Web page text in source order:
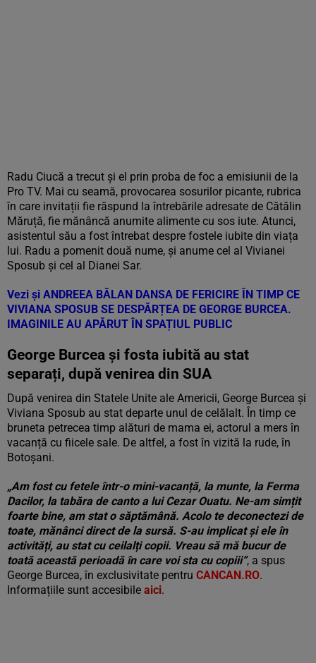
Radu Ciucă a trecut și el prin proba de foc a emisiunii de la
Pro TV. Mai cu seamă, provocarea sosurilor picante, rubrica
în care invitații fie răspund la întrebările adresate de Cătălin
Măruță, fie mănâncă anumite alimente cu sos iute. Atunci,
asistentul său a fost întrebat despre fostele iubite din viața
lui. Radu a pomenit două nume, și anume cel al Vivianei
Sposub și cel al Dianei Sar.
Vezi și ANDREEA BĂLAN DANSA DE FERICIRE ÎN TIMP CE
VIVIANA SPOSUB SE DESPĂRȚEA DE GEORGE BURCEA.
IMAGINILE AU APĂRUT ÎN SPAȚIUL PUBLIC
George Burcea și fosta iubită au stat
separați, după venirea din SUA
După venirea din Statele Unite ale Americii, George Burcea și
Viviana Sposub au stat departe unul de celălalt. În timp ce
bruneta petrecea timp alături de mama ei, actorul a mers în
vacanță cu fiicele sale. De altfel, a fost în vizită la rude, în
Botoșani.
„Am fost cu fetele într-o mini-vacanță, la munte, la Ferma
Dacilor, la tabăra de canto a lui Cezar Ouatu. Ne-am simțit
foarte bine, am stat o săptămână. Acolo te deconectezi de
toate, mănânci direct de la sursă. S-au implicat și ele în
activități, au stat cu ceilalți copii. Vreau să mă bucur de
toată această perioadă în care voi sta cu copiii”, a spus
George Burcea, în exclusivitate pentru CANCAN.RO.
Informațiile sunt accesibile aici.